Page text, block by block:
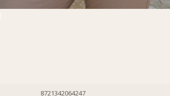
8721342064247